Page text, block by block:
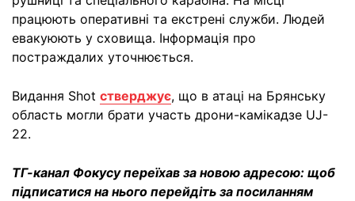
працюють оперативні та екстрені служби. Людей
евакуюють у сховища. Інформація про
постраждалих уточнюється.
Видання Shot стверджує, що в атаці на Брянську
область могли брати участь дрони-камікадзе UJ-
22.
ТГ-канал Фокусу переїхав за новою адресою: щоб
підписатися на нього перейдіть за посиланням